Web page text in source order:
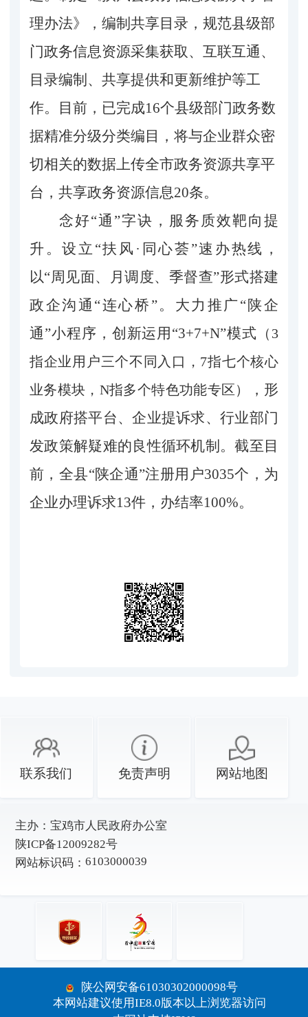
理办法》，编制共享目录，规范县级部
门政务信息资源采集获取、互联互通、
目录编制、共享提供和更新维护等工
作。目前，已完成16个县级部门政务数
据精准分级分类编目，将与企业群众密
切相关的数据上传全市政务资源共享平
台，共享政务资源信息20条。
念好“通”字诀，服务质效靶向提
升。设立 “扶风·同心荟”速办热线，
以“周见面、月调度、季督查”形式搭建
政企沟通“连心桥”。 大力推广“陕企
通”小程序，创新运用“3+7+N”模式 （ 3
指企业用户三个不同入口，7指七个核心
业务模块，N指多个特色功能专区）
， 形
成政府搭平台、企业提诉求、行业部门
发政策解疑难的良性循环机制。截至目
前，全县“陕企通”注册用户3035个，为
企业办理诉求13件，办结率100%。
联系我们 免责声明 网站地图
主办： 宝鸡市人民政府办公室
陕ICP备12009282号
网站标识码： 6103000039
陕公网安备61030302000098号
本网站建议使用IE8.0版本以上浏览器访问